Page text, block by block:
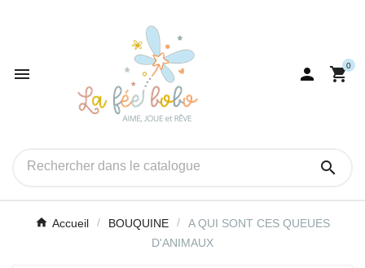
  0

Accueil BOUQUINE
A QUI SONT CES QUEUES
D'ANIMAUX